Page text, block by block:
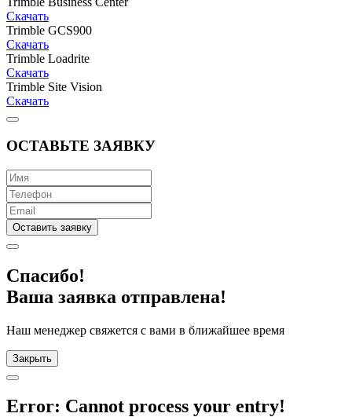
Скачать
Trimble GCS900
Скачать
Trimble Loadrite
Скачать
Trimble Site Vision
Скачать
ОСТАВЬТЕ ЗАЯВКУ
Оставить заявку
Спасибо!
Ваша заявка отправлена!
Наш менеджер свяжется с вами в ближайшее время
Закрыть
Error: Cannot process your entry!